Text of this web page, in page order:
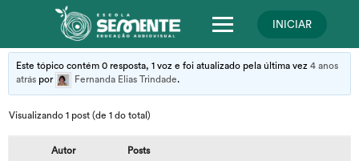
INICIAR
Este tópico contém 0 resposta, 1 voz e foi atualizado pela última vez4 anos
atrás por Fernanda Elias Trindade.
Visualizando 1 post (de 1 do total)
Autor Posts